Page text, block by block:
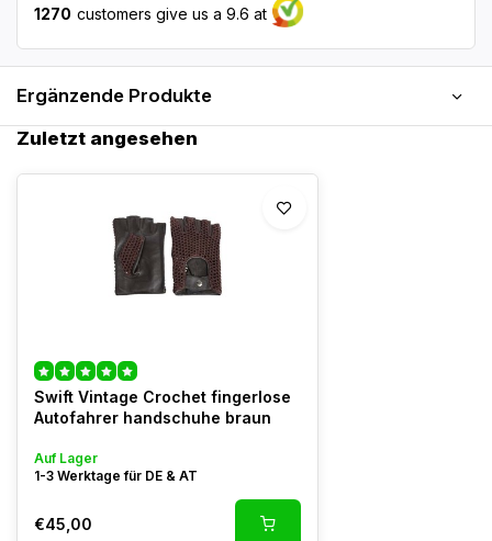
1270 customers give us a 9.6 at
Ergänzende Produkte
Zuletzt angesehen
Swift Vintage Crochet fingerlose
Autofahrer handschuhe braun
Auf Lager
1-3 Werktage für DE & AT
€45,00